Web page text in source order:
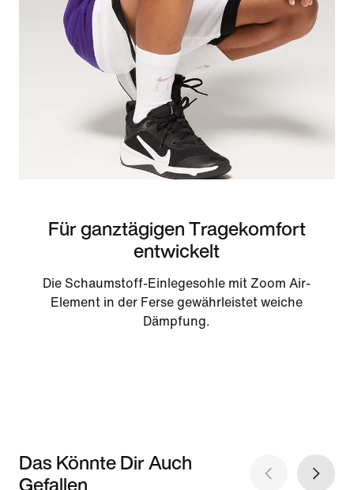
Für ganztägigen Tragekomfort
entwickelt
Die Schaumstoff-Einlegesohle mit Zoom Air-
Element in der Ferse gewährleistet weiche
Dämpfung.
Das Könnte Dir Auch
Gefallen